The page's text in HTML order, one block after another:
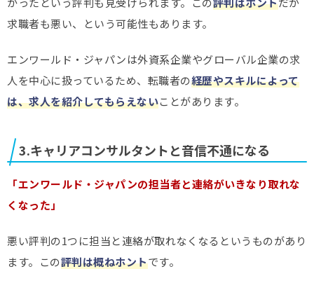
求職者も悪い、という可能性もあります。
エンワールド・ジャパンは外資系企業やグローバル企業の求
人を中心に扱っているため、転職者の経歴やスキルによって
は、求人を紹介してもらえないことがあります。
3.キャリアコンサルタントと音信不通になる
「エンワールド・ジャパンの担当者と連絡がいきなり取れな
くなった」
悪い評判の1つに担当と連絡が取れなくなるというものがあり
ます。この評判は概ねホントです。